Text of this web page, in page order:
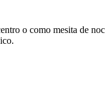
o como mesita de